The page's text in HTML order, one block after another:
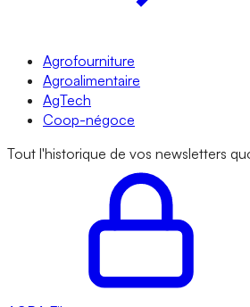
Agrofourniture
Agroalimentaire
AgTech
Coop-négoce
Tout l'historique de vos newsletters